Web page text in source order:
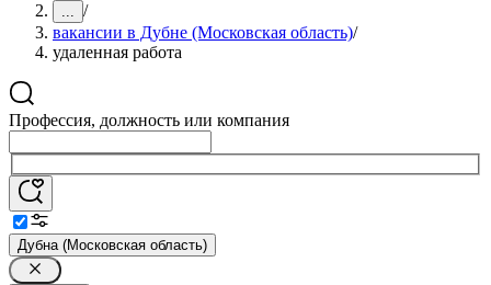
... /
вакансии в Дубне (Московская область)/
удаленная работа
Профессия, должность или компания
Дубна (Московская область)